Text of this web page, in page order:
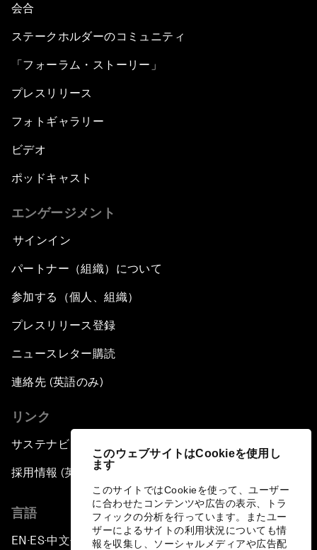
このウェブサイトはCookieを使用し
ます
このサイトではCookieを使って、ユーザー
に合わせたコンテンツや広告の表示、トラ
フィックの分析を行っています。またユー
ザーによるサイトの利用状況についても情
報を収集し、ソーシャルメディアや広告配
会合
ステークホルダーのコミュニティ
「フォーラム・ストーリー」
プレスリリース
フォトギャラリー
ビデオ
ポッドキャスト
エンゲージメント
サインイン
パートナー（組織）について
参加する（個人、組織）
プレスリリース登録
ニュースレター購読
連絡先 (英語のみ)
リンク
サステナビリティへの取り組み
採用情報 (英語のみ)
言語
EN ▪ES▪中文▪ 日本語